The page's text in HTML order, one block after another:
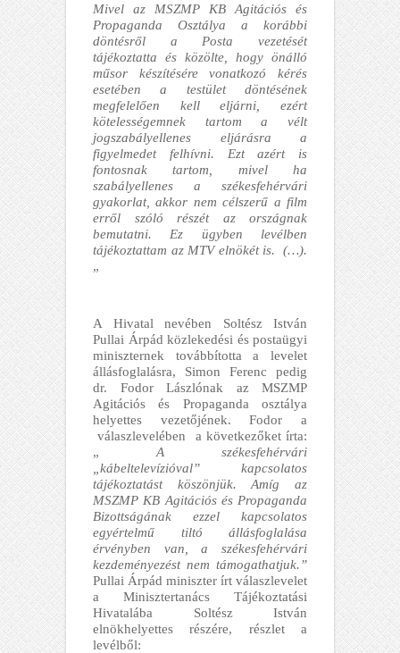
Mivel az MSZMP KB Agitációs és
Propaganda Osztálya a korábbi
döntésről a Posta vezetését
tájékoztatta és közölte, hogy önálló
műsor készítésére vonatkozó kérés
esetében a testület döntésének
megfelelően kell eljárni, ezért
kötelességemnek tartom a vélt
jogszabályellenes eljárásra a
figyelmedet felhívni. Ezt azért is
fontosnak tartom, mivel ha
szabályellenes a székesfehérvári
gyakorlat, akkor nem célszerű a film
erről szóló részét az országnak
bemutatni. Ez ügyben levélben
tájékoztattam az MTV elnökét is. (…).
„
A Hivatal nevében Soltész István
Pullai Árpád közlekedési és postaügyi
miniszternek továbbította a levelet
állásfoglalásra, Simon Ferenc pedig
dr. Fodor Lászlónak az MSZMP
Agitációs és Propaganda osztálya
helyettes vezetőjének. Fodor a
válaszlevelében a következőket írta:
„ A székesfehérvári
„kábeltelevízióval” kapcsolatos
tájékoztatást köszönjük. Amíg az
MSZMP KB Agitációs és Propaganda
Bizottságának ezzel kapcsolatos
egyértelmű tiltó állásfoglalása
érvényben van, a székesfehérvári
kezdeményezést nem támogathatjuk.”
Pullai Árpád miniszter írt válaszlevelet
a Minisztertanács Tájékoztatási
Hivatalába Soltész István
elnökhelyettes részére, részlet a
levélből: